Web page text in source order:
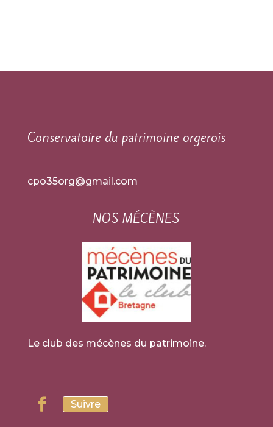
Conservatoire du patrimoine orgerois
cpo35org@gmail.com
NOS MÉCÈNES
Le club des mécènes du patrimoine.
Suivre